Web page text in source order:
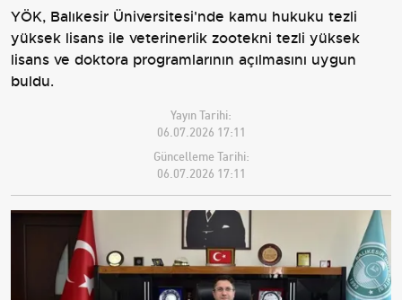
YÖK, Balıkesir Üniversitesi'nde kamu hukuku tezli
yüksek lisans ile veterinerlik zootekni tezli yüksek
lisans ve doktora programlarının açılmasını uygun
buldu.
Yayın Tarihi:
06.07.2026 17:11
Güncelleme Tarihi:
06.07.2026 17:11